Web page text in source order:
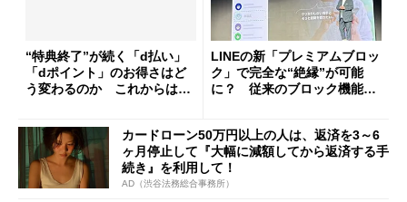
“特典終了”が続く「d払い」
「dポイント」のお得さはど
う変わるのか これからは
LINEの新「プレミアムブロッ
ク」で完全な“絶縁”が可能
に？ 従来のブロック機能と
カードローン50万円以上の人は、返済を3～6
ヶ月停止して『大幅に減額してから返済する手
続き』を利用して！
AD（渋谷法務総合事務所）